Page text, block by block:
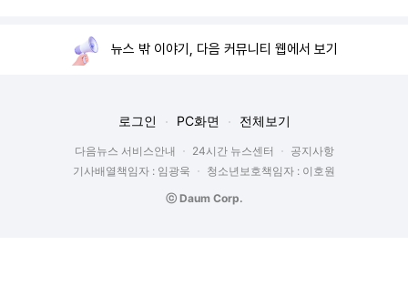
뉴스 밖 이야기, 다음 커뮤니티 웹에서 보기
로그인 PC화면 전체보기
다음뉴스 서비스안내 24시간 뉴스센터
공지사항
기사배열책임자 : 임광욱
청소년보호책임자 : 이호원
ⓒ Daum Corp.